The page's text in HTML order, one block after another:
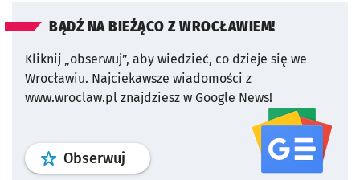
BĄDŹ NA BIEŻĄCO Z WROCŁAWIEM!
Kliknij „obserwuj”, aby wiedzieć, co dzieje się we
Wrocławiu. Najciekawsze wiadomości z
www.wroclaw.pl znajdziesz w Google News!
Obserwuj profil serwisu